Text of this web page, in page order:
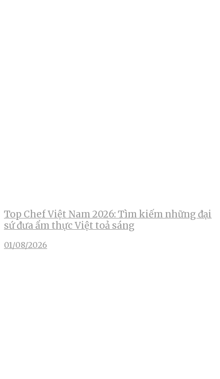
Top Chef Việt Nam 2026: Tìm kiếm những đại
sứ đưa ẩm thực Việt toả sáng
01/08/2026